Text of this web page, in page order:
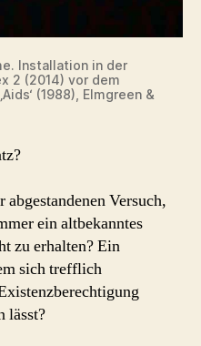
Installation in der
2 (2014) vor dem
‚Aids‘ (1988), Elmgreen &
Versuch,
ein altbekanntes
zu erhalten? Ein
sich trefflich
lässt?